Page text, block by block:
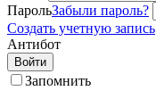
ПарольЗабыли пароль?
Создать учетную запись
Антибот
Войти
Запомнить